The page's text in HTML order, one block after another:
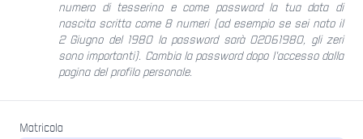
numero di tesserino e come password la tua data di
nascita scritta come 8 numeri (ad esempio se sei nato il
2 Giugno del 1980 la password sarà 02061980, gli zeri
sono importanti). Cambia la password dopo l'accesso dalla
pagina del profilo personale.
Matricola